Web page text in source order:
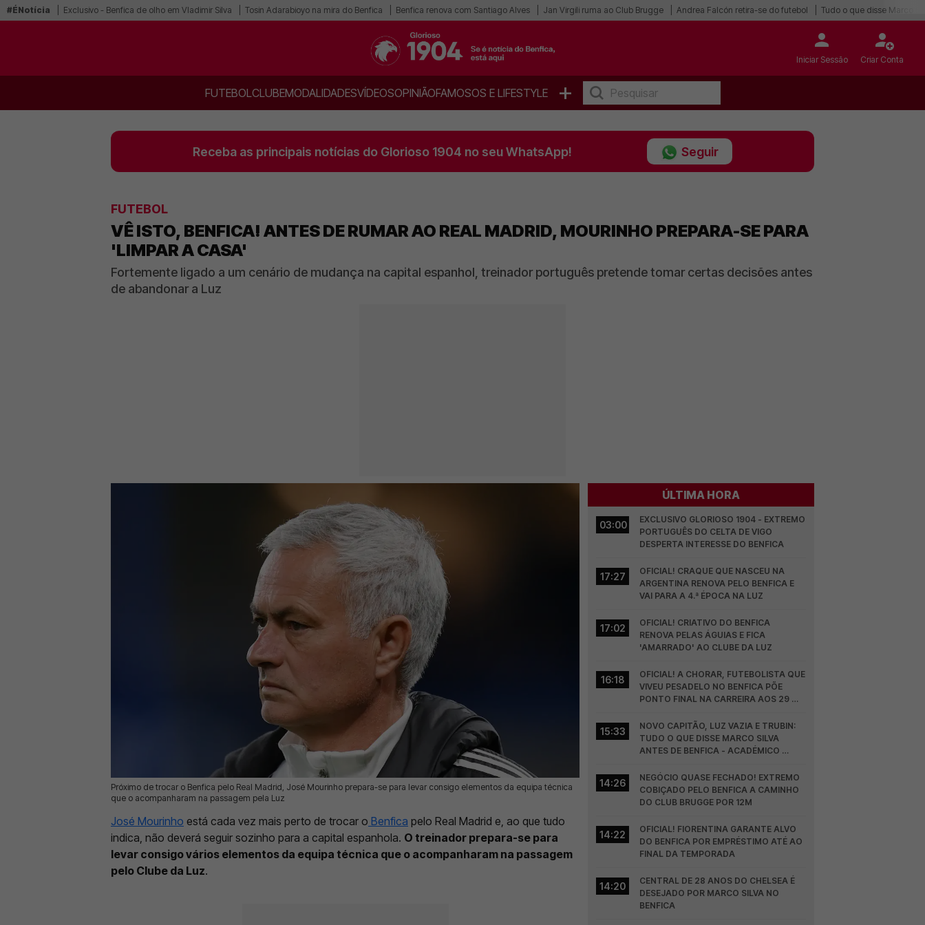
#ÉNotícia Exclusivo - Benfica de olho em Vladimir Silva Tosin Adarabioyo na mira do Benfica Benfica renova com Santiago Alves Jan Virgili ruma ao Club Brugge Andrea Falcón retira-se do futebol Tudo o que disse Marco
Iniciar Sessão Criar Conta
FUTEBOLCLUBEMODALIDADESVÍDEOSOPINIÃOFAMOSOS E LIFESTYLE +
Receba as principais notícias do Glorioso 1904 no seu WhatsApp! Seguir
FUTEBOL
VÊ ISTO, BENFICA! ANTES DE RUMAR AO REAL MADRID, MOURINHO PREPARA-SE PARA
'LIMPAR A CASA'
Fortemente ligado a um cenário de mudança na capital espanhol, treinador português pretende tomar certas decisões antes
de abandonar a Luz
Próximo de trocar o Benfica pelo Real Madrid, José Mourinho prepara-se para levar consigo elementos da equipa técnica
que o acompanharam na passagem pela Luz
20 Mai 2026 | 09:53 | 0
José Mourinho está cada vez mais perto de trocar o Benfica pelo Real Madrid e, ao que tudo
indica, não deverá seguir sozinho para a capital espanhola. O treinador prepara-se para
levar consigo vários elementos da equipa técnica que o acompanharam na passagem
pelo Clube da Luz.
ÚLTIMA HORA
03:00
EXCLUSIVO GLORIOSO 1904 - EXTREMO
PORTUGUÊS DO CELTA DE VIGO
DESPERTA INTERESSE DO BENFICA
17:27
OFICIAL! CRAQUE QUE NASCEU NA
ARGENTINA RENOVA PELO BENFICA E
VAI PARA A 4.ª ÉPOCA NA LUZ
17:02
OFICIAL! CRIATIVO DO BENFICA
RENOVA PELAS ÁGUIAS E FICA
'AMARRADO' AO CLUBE DA LUZ
16:18
OFICIAL! A CHORAR, FUTEBOLISTA QUE
VIVEU PESADELO NO BENFICA PÕE
PONTO FINAL NA CARREIRA AOS 29
15:33
NOVO CAPITÃO, LUZ VAZIA E TRUBIN:
TUDO O QUE DISSE MARCO SILVA
ANTES DE BENFICA - ACADÉMICO
14:26
NEGÓCIO QUASE FECHADO! EXTREMO
COBIÇADO PELO BENFICA A CAMINHO
DO CLUB BRUGGE POR 12M
14:22
OFICIAL! FIORENTINA GARANTE ALVO
DO BENFICA POR EMPRÉSTIMO ATÉ AO
FINAL DA TEMPORADA
14:20
CENTRAL DE 28 ANOS DO CHELSEA É
DESEJADO POR MARCO SILVA NO
BENFICA